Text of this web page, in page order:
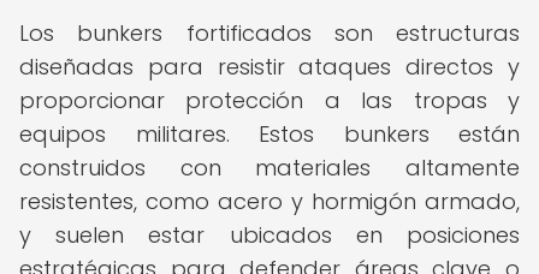
Los bunkers fortificados son estructuras
diseñadas para resistir ataques directos y
proporcionar protección a las tropas y
equipos militares. Estos bunkers están
construidos con materiales altamente
resistentes, como acero y hormigón armado,
y suelen estar ubicados en posiciones